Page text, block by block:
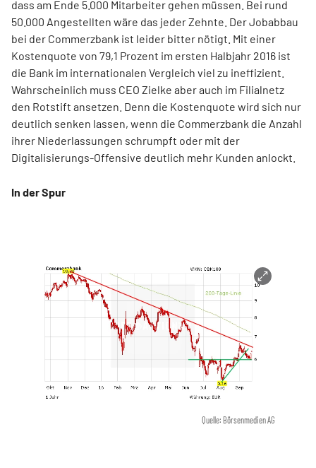
dass am Ende 5.000 Mitarbeiter gehen müssen. Bei rund
50.000 Angestellten wäre das jeder Zehnte. Der Jobabbau
bei der Commerzbank ist leider bitter nötigt. Mit einer
Kostenquote von 79,1 Prozent im ersten Halbjahr 2016 ist
die Bank im internationalen Vergleich viel zu ineffizient.
Wahrscheinlich muss CEO Zielke aber auch im Filialnetz
den Rotstift ansetzen. Denn die Kostenquote wird sich nur
deutlich senken lassen, wenn die Commerzbank die Anzahl
ihrer Niederlassungen schrumpft oder mit der
Digitalisierungs-Offensive deutlich mehr Kunden anlockt.
In der Spur
Quelle: Börsenmedien AG